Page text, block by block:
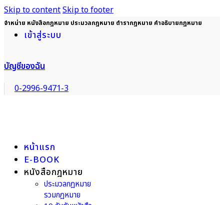
Skip to contentSkip to footer
จำหน่าย หนังสือกฎหมาย ประมวลกฎหมาย ตำรากฎหมาย คำอธิบายกฎหมาย
เข้าสู่ระบบ
บัญชีของฉัน
0-2996-9471-3
หน้าแรก
E-BOOK
หนังสือกฎหมาย
ประมวลกฎหมาย
รวมกฎหมาย